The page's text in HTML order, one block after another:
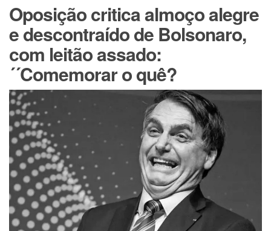
Oposição critica almoço alegre
e descontraído de Bolsonaro,
com leitão assado:
´´Comemorar o quê?